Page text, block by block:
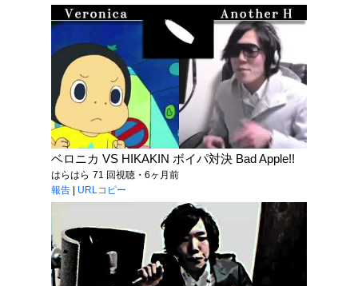
ベロニカ VS HIKAKIN ボイパ対決 Bad Apple!!
はらはら 71 回視聴・6ヶ月前
報告
URLコピー